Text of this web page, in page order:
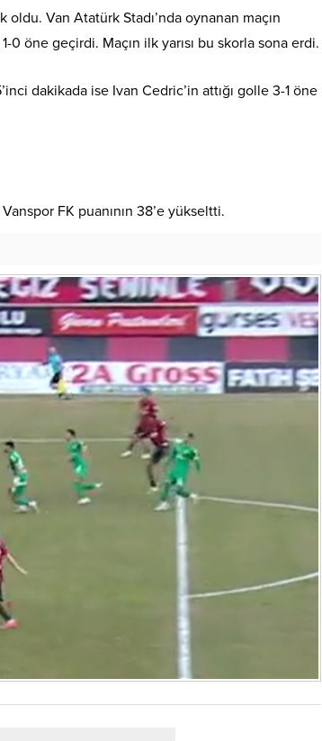
oldu. Van Atatürk Stadı’nda oynanan maçın
0 öne geçirdi. Maçın ilk yarısı bu skorla sona erdi.
dakikada ise Ivan Cedric’in attığı golle 3-1 öne
FK puanının 38’e yükseltti.